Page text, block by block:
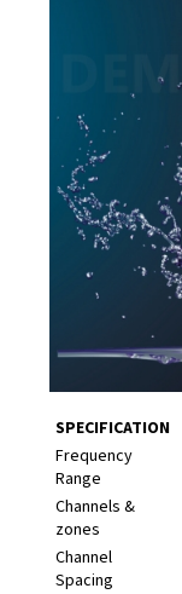
SPECIFICATION
Frequency
Range
Channels &
zones
Channel
Spacing